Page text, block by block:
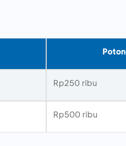
Rp250 ribu
Rp500 ribu